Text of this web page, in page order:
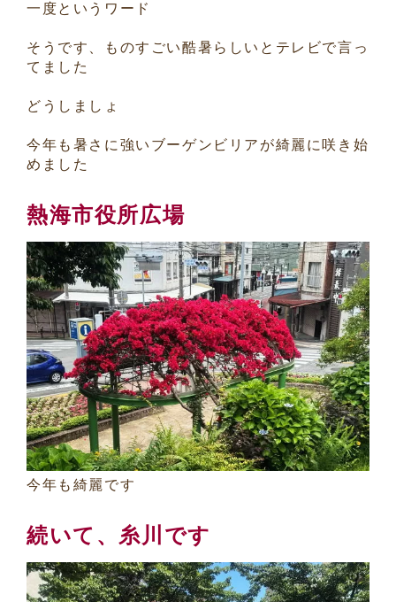
一度というワード
そうです、ものすごい酷暑らしいとテレビで言っ
てました
どうしましょ
今年も暑さに強いブーゲンビリアが綺麗に咲き始
めました
熱海市役所広場
今年も綺麗です
続いて、糸川です